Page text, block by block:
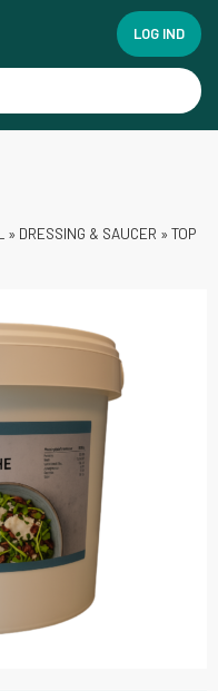
LOG IND
» DRESSING & SAUCER » TOP